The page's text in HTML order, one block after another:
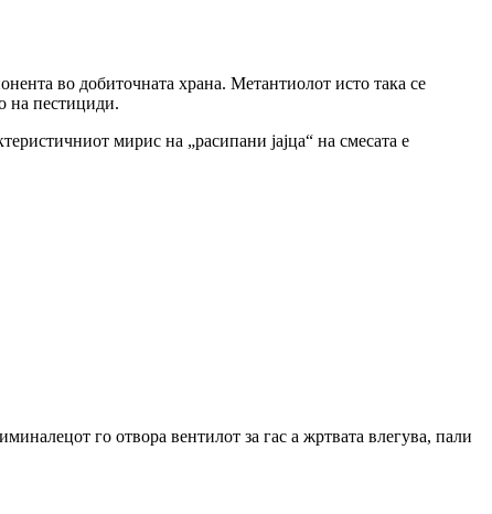
во добиточната храна. Метантиолот исто така се
на пестициди.
мирис на „расипани јајца“ на смесата е
го отвора вентилот за гас а жртвата влегува, пали